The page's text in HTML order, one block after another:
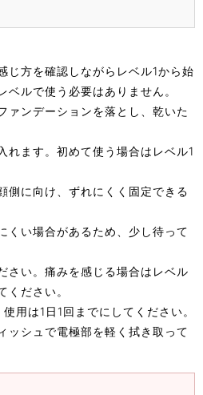
じ方を確認しながらレベル1から始
ルで使う必要はありません。
ァンデーションを落とし、乾いた
れます。初めて使う場合はレベル1
側に向け、ずれにくく固定できる
くい場合があるため、少し待って
さい。痛みを感じる場合はレベル
ください。
用は1日1回までにしてください。
ッシュで電極部を軽く拭き取って